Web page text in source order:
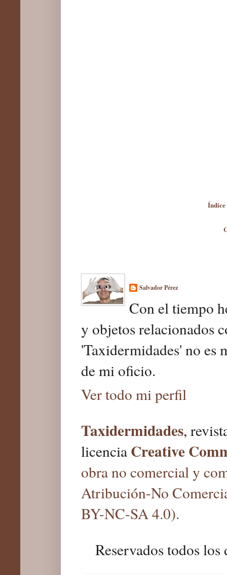
Salvador Pérez
Con el tiempo
y objetos relacionados
'Taxidermidades' no es
de mi oficio.
Ver todo mi perfil
Taxidermidades,
licencia Creative
obra no comercial y
Atribución-No
BY-NC-SA 4.0).
Reservados todos